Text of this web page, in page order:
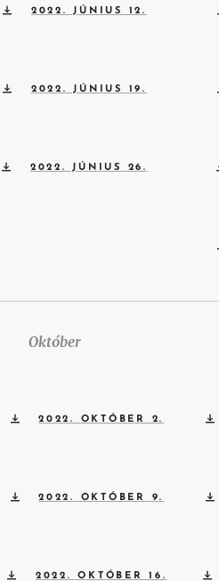
2022. JÚNIUS 12.
2022. JÚNIUS 19.
2022. JÚNIUS 26.
Október
2022. OKTÓBER 2.
2022. OKTÓBER 9.
2022. OKTÓBER 16.